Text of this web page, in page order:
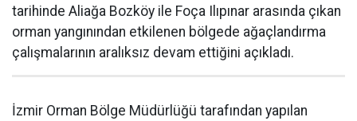
tarihinde Aliağa Bozköy ile Foça Ilıpınar arasında çıkan
orman yangınından etkilenen bölgede ağaçlandırma
çalışmalarının aralıksız devam ettiğini açıkladı.
İzmir Orman Bölge Müdürlüğü tarafından yapılan